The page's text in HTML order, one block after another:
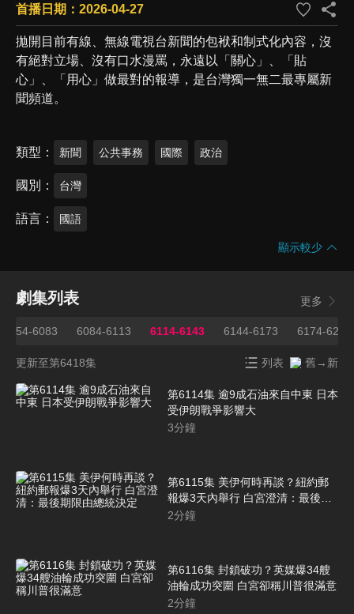
首播日期：2026-04-27
拋開目前有線、無線電視台新聞的包袱和制式化內容，沒
有絕對立場、沒有口水漫罵，永遠以「關心」、「貼
心」、「用心」做最對的報導，是台灣獨一無二最專屬新
聞頻道。
類型 新聞 公共事務 國際 政治
國別 台灣
語言 國語
顯示較少
劇集列表 更多
6054-6083 6084-6113 6114-6143 6144-6173 6174-6203
更新至第6418集 列表 舊→新
第6114集 逾9成石油來自中東 日本
受伊朗戰爭影響大
3分鐘
第6115集 美伊何時再談？紐約郵
報爆3天內舉行 白宮澄清：最後期
限由總統決定
2分鐘
第6116集 封鎖破功？英媒爆34艘
油輪成功突圍 白宮卻稱川普很滿意
2分鐘